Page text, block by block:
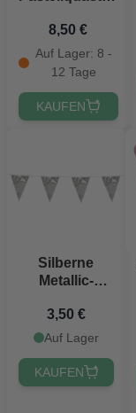
8,50 €
Auf Lager: 8 -
12 Tage
KAUFEN
Silberne
Metallic-
20 x 30 cm -
10 m
3,50 €
Auf Lager
KAUFEN